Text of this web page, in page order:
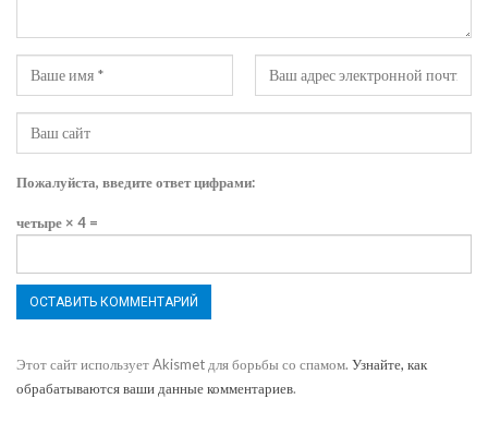
Пожалуйста, введите ответ цифрами:
четыре × 4 =
Этот сайт использует Akismet для борьбы со спамом. Узнайте, как
обрабатываются ваши данные комментариев.